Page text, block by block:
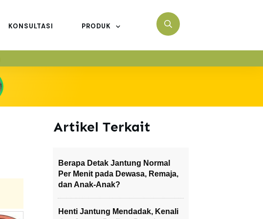
KONSULTASI PRODUK
Artikel Terkait
Berapa Detak Jantung Normal
Per Menit pada Dewasa, Remaja,
dan Anak-Anak?
Henti Jantung Mendadak, Kenali